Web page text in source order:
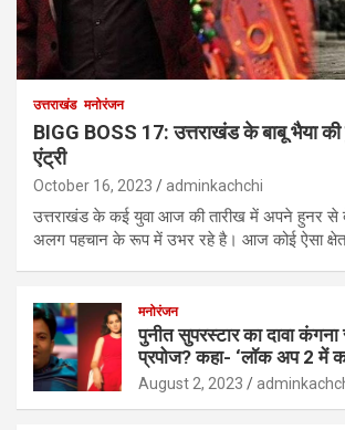
उत्तराखंड मनोरंजन
BIGG BOSS 17: उत्तराखंड के बाबू भैया की
एंट्री
October 16, 2023 adminkachchi
उत्तराखंड के कई युवा आज की तारीख में अपने हुनर से
अलग पहचान के रूप में उभर रहे है। आज कोई ऐसा क्षेत्र
मनोरंजन
पुनीत सुपरस्टार का दावा कंगना
प्रपोज? कहा- ‘लॉक अप 2 में
August 2, 2023